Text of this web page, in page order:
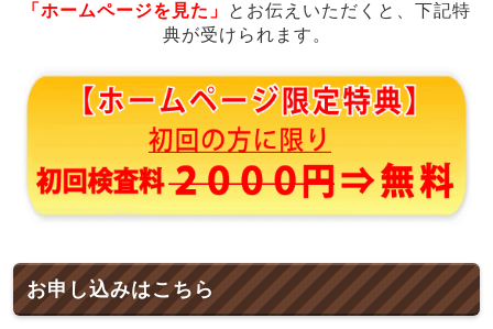
「ホームページを見た」
とお伝えいただくと、下記特
典が受けられます。
お申し込みはこちら